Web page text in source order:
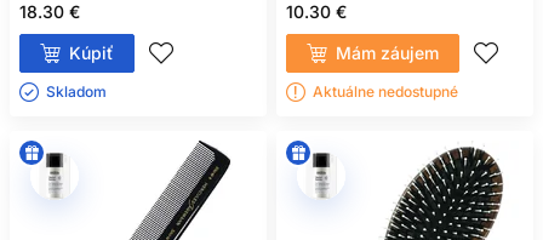
18.30 €
Kúpiť
Skladom ㅤ
10.30 €
Mám záujem
Aktuálne nedostupné